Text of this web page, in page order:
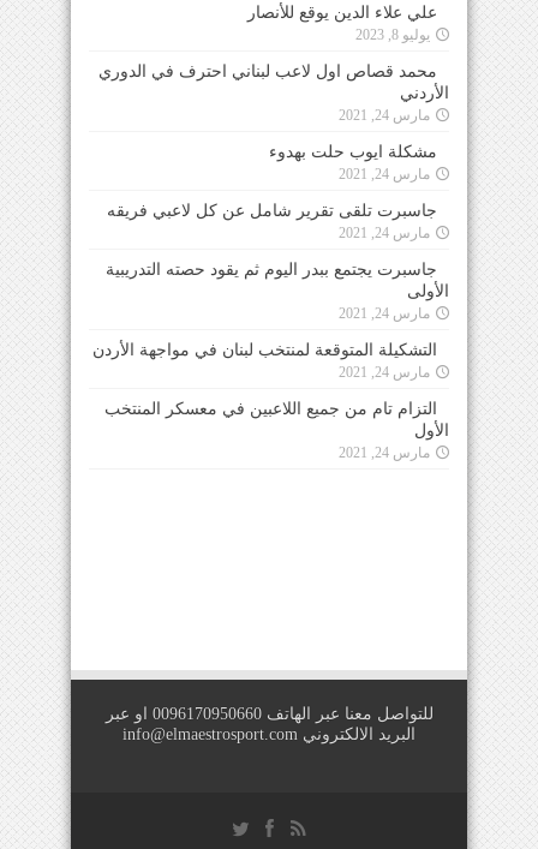
علي علاء الدين يوقع للأنصار
يوليو 8, 2023
محمد قصاص اول لاعب لبناني احترف في الدوري
الأردني
مارس 24, 2021
مشكلة ايوب حلت بهدوء
مارس 24, 2021
جاسبرت تلقى تقرير شامل عن كل لاعبي فريقه
مارس 24, 2021
جاسبرت يجتمع ببدر اليوم ثم يقود حصته التدريبية
الأولى
مارس 24, 2021
التشكيلة المتوقعة لمنتخب لبنان في مواجهة الأردن
مارس 24, 2021
التزام تام من جميع اللاعبين في معسكر المنتخب
الأول
مارس 24, 2021
للتواصل معنا عبر الهاتف 0096170950660 او عبر
البريد الالكتروني info@elmaestrosport.com